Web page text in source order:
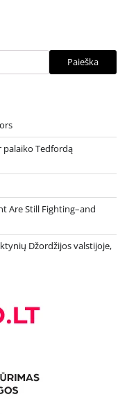
Paieška
Tedfordą
Are Still Fighting–and
Džordžijos valstijoje,